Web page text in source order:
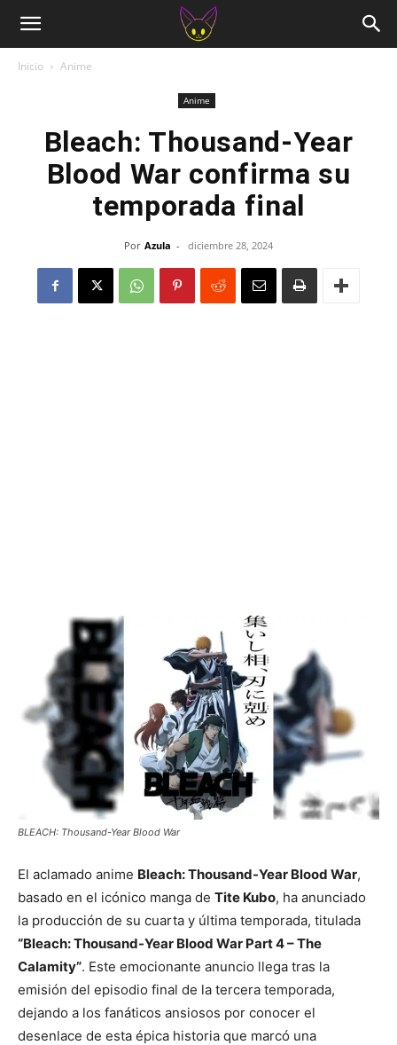
Inicio Anime
Anime
Bleach: Thousand-Year
Blood War confirma su
temporada final
Por Azula - diciembre 28, 2024
BLEACH: Thousand-Year Blood War
El aclamado anime Bleach: Thousand-Year Blood War,
basado en el icónico manga de Tite Kubo, ha anunciado
la producción de su cuarta y última temporada, titulada
“Bleach: Thousand-Year Blood War Part 4 – The
Calamity”. Este emocionante anuncio llega tras la
emisión del episodio final de la tercera temporada,
dejando a los fanáticos ansiosos por conocer el
desenlace de esta épica historia que marcó una